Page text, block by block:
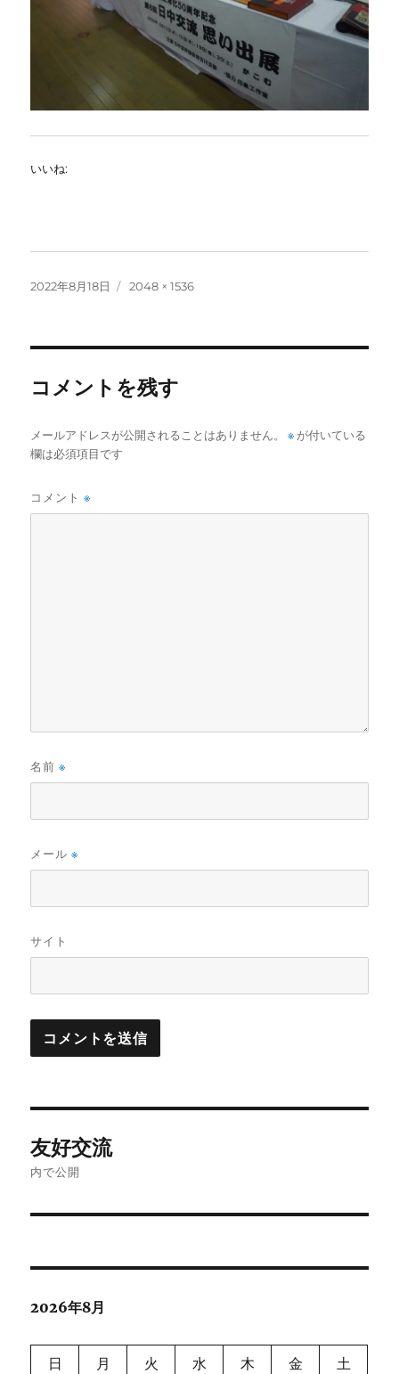
いいね:
投
2022年8月18日
フ
2048 × 1536
コメントを残す
メールアドレスが公開されることはありません。 ※ が付いている
欄は必須項目です
コメント※
名前※
メール※
サイト
稿
ゲ
ー
シ
友好交流
内で公開
2026年8月
日 月 火 水 木 金 土